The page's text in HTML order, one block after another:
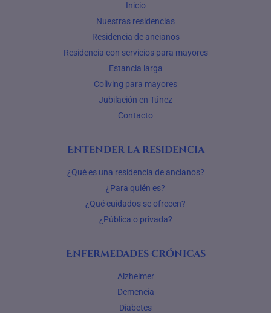
Inicio
Nuestras residencias
Residencia de ancianos
Residencia con servicios para mayores
Estancia larga
Coliving para mayores
Jubilación en Túnez
Contacto
Entender la residencia
¿Qué es una residencia de ancianos?
¿Para quién es?
¿Qué cuidados se ofrecen?
¿Pública o privada?
Enfermedades crónicas
Alzheimer
Demencia
Diabetes